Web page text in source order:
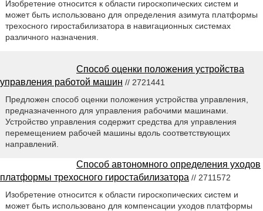
Изобретение относится к области гироскопических систем и
может быть использовано для определения азимута платформы
трехосного гиростабилизатора в навигационных системах
различного назначения.
Способ оценки положения устройства
управления работой машин // 2721441
Предложен способ оценки положения устройства управления,
предназначенного для управления рабочими машинами.
Устройство управления содержит средства для управления
перемещением рабочей машины вдоль соответствующих
направлений.
Способ автономного определения уходов
платформы трехосного гиростабилизатора // 2711572
Изобретение относится к области гироскопических систем и
может быть использовано для компенсации уходов платформы